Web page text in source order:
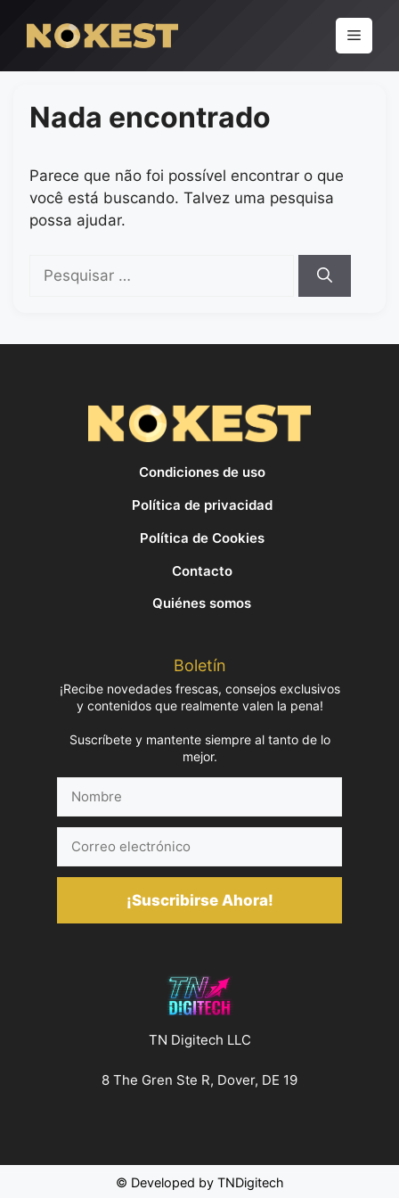
conteúdo
Menu
Nada encontrado
Parece que não foi possível encontrar o que
você está buscando. Talvez uma pesquisa
possa ajudar.
por:
Condiciones de uso
Política de privacidad
Política de Cookies
Contacto
Quiénes somos
Boletín
¡Recibe novedades frescas, consejos exclusivos
y contenidos que realmente valen la pena!
Suscríbete y mantente siempre al tanto de lo
mejor.
electrónico
¡Suscribirse Ahora!
TN Digitech LLC
8 The Gren Ste R, Dover, DE 19